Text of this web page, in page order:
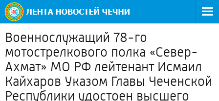
Военнослужащий 78-го
мотострелкового полка «Север-
Ахмат» МО РФ лейтенант Исмаил
Кайхаров Указом Главы Чеченской
Республики удостоен высшего